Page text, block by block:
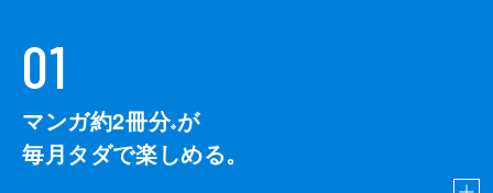
01
マンガ約2冊分※が
毎月タダで楽しめる。